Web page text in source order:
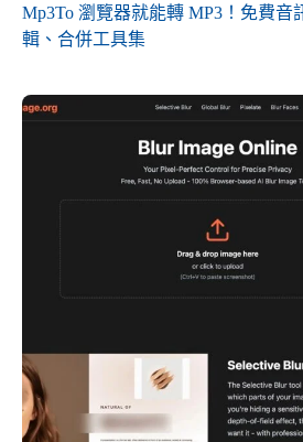
Mp3To 瀏覽器就能轉 MP3！免費音
輯、合併工具集